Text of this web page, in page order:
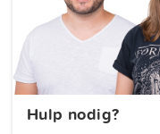
Hulp nodig?